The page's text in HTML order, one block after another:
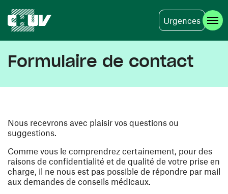
Urgences
Formulaire de contact
Nous recevrons avec plaisir vos questions ou
suggestions.
Comme vous le comprendrez certainement, pour des
raisons de confidentialité et de qualité de votre prise en
charge, il ne nous est pas possible de répondre par mail
aux demandes de conseils médicaux.